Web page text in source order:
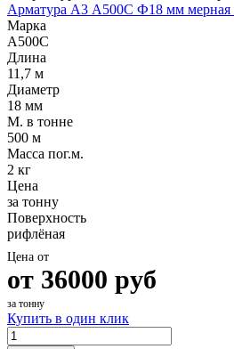
Арматура А3 А500С Ф18 мм мерная
Марка
А500С
Длина
11,7 м
Диаметр
18 мм
М. в тонне
500 м
Масса пог.м.
2 кг
Цена
за тонну
Поверхность
рифлёная
Цена от
от 36000 руб
за тонну
Купить в один клик